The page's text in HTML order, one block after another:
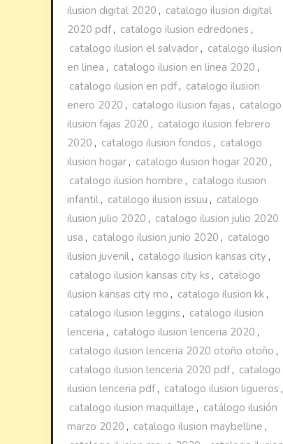
ilusion digital 2020 , catalogo ilusion digital
2020 pdf, catalogo ilusion edredones ,
catalogo ilusion el salvador , catalogo ilusion
en linea , catalogo ilusion en linea 2020 ,
catalogo ilusion en pdf, catalogo ilusion
enero 2020 , catalogo ilusion fajas , catalogo
ilusion fajas 2020 , catalogo ilusion febrero
2020 , catalogo ilusion fondos , catalogo
ilusion hogar , catalogo ilusion hogar 2020 ,
catalogo ilusion hombre , catalogo ilusion
infantil , catalogo ilusion issuu , catalogo
ilusion julio 2020 , catalogo ilusion julio 2020
usa , catalogo ilusion junio 2020 , catalogo
ilusion juvenil , catalogo ilusion kansas city ,
catalogo ilusion kansas city ks , catalogo
ilusion kansas city mo , catalogo ilusion kk ,
catalogo ilusion leggins , catalogo ilusion
lenceria , catalogo ilusion lenceria 2020 ,
catalogo ilusion lenceria 2020 otoño otoño ,
catalogo ilusion lenceria 2020 pdf, catalogo
ilusion lenceria pdf, catalogo ilusion ligueros ,
catalogo ilusion maquillaje , catálogo ilusión
marzo 2020 , catalogo ilusion maybelline ,